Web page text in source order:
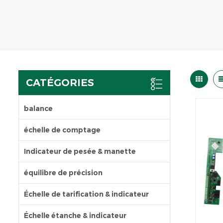
CATÉGORIES
balance
échelle de comptage
Indicateur de pesée & manette
équilibre de précision
Échelle de tarification & indicateur
Échelle étanche & indicateur